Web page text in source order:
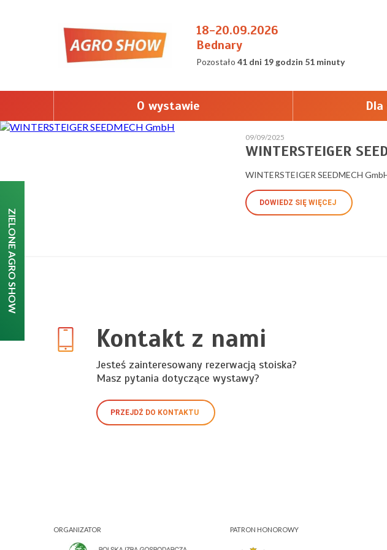
ZIELONE AGRO SHOW
18-20.09.2026
Bednary
Pozostało 41 dni 19 godzin 51 minuty
O wystawie
09/09/2025
WINTERSTEIGER
WINTERSTEIGER SEEDMECH
DOWIEDZ SIĘ WIĘCEJ
Kontakt z nami
Jesteś zainteresowany rezerwacją stoiska?
Masz pytania dotyczące wystawy?
PRZEJDŹ DO KONTAKTU
ORGANIZATOR PATRON HONOROWY